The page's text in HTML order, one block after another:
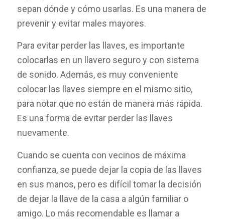
sepan dónde y cómo usarlas. Es una manera de
prevenir y evitar males mayores.
Para evitar perder las llaves, es importante
colocarlas en un llavero seguro y con sistema
de sonido. Además, es muy conveniente
colocar las llaves siempre en el mismo sitio,
para notar que no están de manera más rápida.
Es una forma de evitar perder las llaves
nuevamente.
Cuando se cuenta con vecinos de máxima
confianza, se puede dejar la copia de las llaves
en sus manos, pero es difícil tomar la decisión
de dejar la llave de la casa a algún familiar o
amigo. Lo más recomendable es llamar a